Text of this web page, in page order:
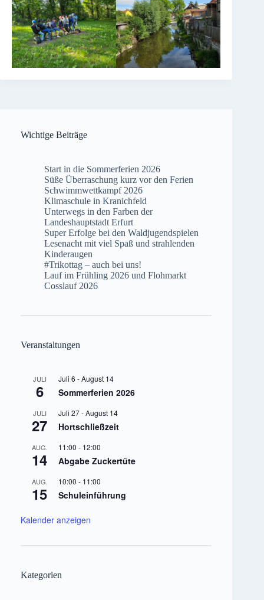
Wichtige Beiträge
Start in die Sommerferien 2026
Süße Überraschung kurz vor den Ferien
Schwimmwettkampf 2026
Klimaschule in Kranichfeld
Unterwegs in den Farben der
Landeshauptstadt Erfurt
Super Erfolge bei den Waldjugendspielen
Lesenacht mit viel Spaß und strahlenden
Kinderaugen
#Trikottag – auch bei uns!
Lauf im Frühling 2026 und Flohmarkt
Cosslauf 2026
Veranstaltungen
JULI
6
Juli 6 -August 14
Sommerferien 2026
JULI
27
Juli 27-August 14
Hortschließzeit
AUG.
14
11:00 - 12:00
Abgabe Zuckertüte
AUG.
15
10:00 - 11:00
Schuleinführung
Kalender anzeigen
Kategorien